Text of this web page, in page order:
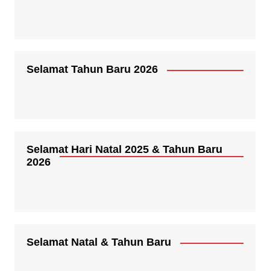
Selamat Tahun Baru 2026
Selamat Hari Natal 2025 & Tahun Baru
2026
Selamat Natal & Tahun Baru